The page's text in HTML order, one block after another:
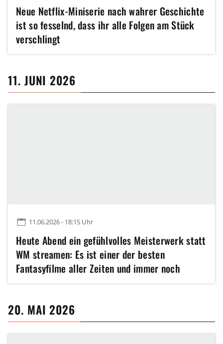
Neue Netflix-Miniserie nach wahrer Geschichte
ist so fesselnd, dass ihr alle Folgen am Stück
verschlingt
11. JUNI 2026
11.06.2026 - 18:15 Uhr
Heute Abend ein gefühlvolles Meisterwerk statt
WM streamen: Es ist einer der besten
Fantasyfilme aller Zeiten und immer noch
kennen ihn viel zu wenig Leute
20. MAI 2026